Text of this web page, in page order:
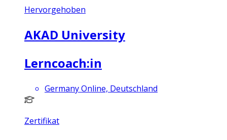
Hervorgehoben
AKAD University
Lerncoach:in
Germany Online, Deutschland
Zertifikat